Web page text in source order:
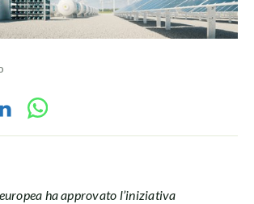
ha approvato l’iniziativa